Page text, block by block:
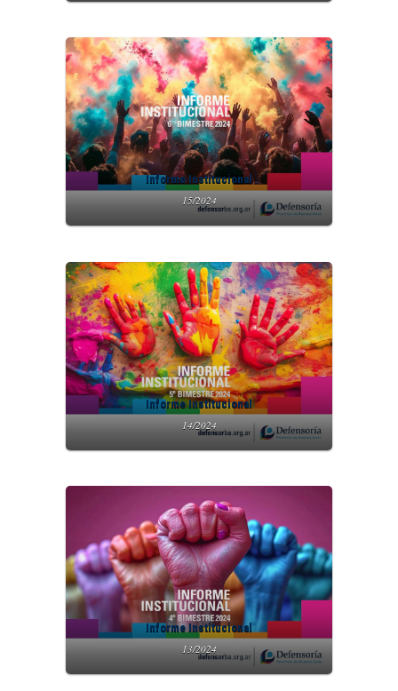
Informe Institucional
15/2024
Informe Institucional
14/2024
Informe Institucional
13/2024